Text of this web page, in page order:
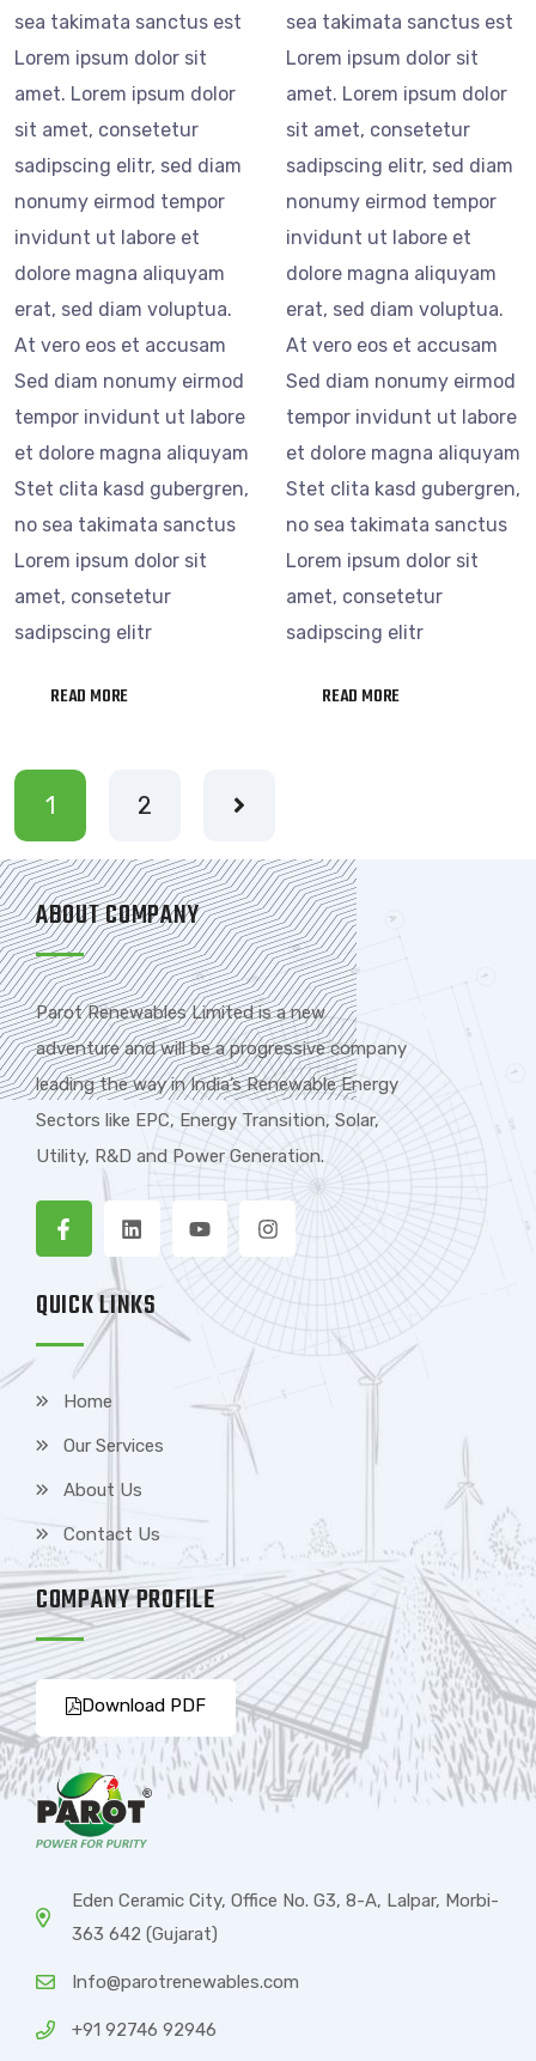
sea takimata sanctus est
Lorem ipsum dolor sit
amet. Lorem ipsum dolor
sit amet, consetetur
sadipscing elitr, sed diam
nonumy eirmod tempor
invidunt ut labore et
dolore magna aliquyam
erat, sed diam voluptua.
At vero eos et accusam
Sed diam nonumy eirmod
tempor invidunt ut labore
et dolore magna aliquyam
Stet clita kasd gubergren,
no sea takimata sanctus
Lorem ipsum dolor sit
amet, consetetur
sadipscing elitr
READ MORE
sea takimata sanctus est
Lorem ipsum dolor sit
amet. Lorem ipsum dolor
sit amet, consetetur
sadipscing elitr, sed diam
nonumy eirmod tempor
invidunt ut labore et
dolore magna aliquyam
erat, sed diam voluptua.
At vero eos et accusam
Sed diam nonumy eirmod
tempor invidunt ut labore
et dolore magna aliquyam
Stet clita kasd gubergren,
no sea takimata sanctus
Lorem ipsum dolor sit
amet, consetetur
sadipscing elitr
READ MORE
1 2
ABOUT COMPANY
Parot Renewables Limited is a new
adventure and will be a progressive company
leading the way in India’s Renewable Energy
Sectors like EPC, Energy Transition, Solar,
Utility, R&D and Power Generation.
QUICK LINKS
Home
Our Services
About Us
Contact Us
COMPANY PROFILE
Download PDF
Eden Ceramic City, Office No. G3, 8-A, Lalpar, Morbi-
363 642 (Gujarat)
Info@parotrenewables.com
+91 92746 92946